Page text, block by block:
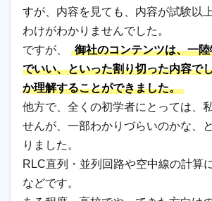
すが、内容を見ても、内容が試験以
わけがわかりませんでした。
ですが、
御社のコンテンツは、一
でいい、といった割り切った内容で
か理解することができました。
他方で、全くの初学者にとっては、
せんが、一部わかりづらいのかな、
りました。
RLC直列・並列回路や空中線の計算
などです。